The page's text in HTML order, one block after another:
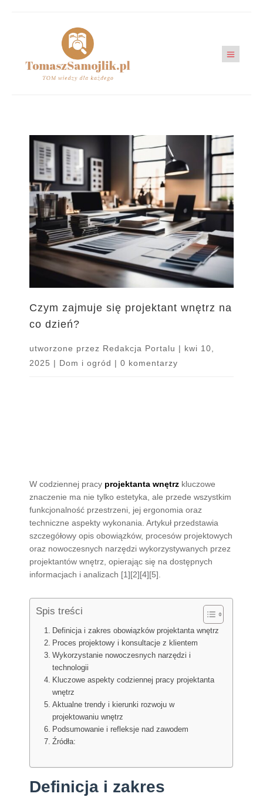
Czym zajmuje się projektant wnętrz na
co dzień?
utworzone przez Redakcja Portalu | kwi 10,
2025 | Dom i ogród |0 komentarzy
W codziennej pracy projektanta wnętrz kluczowe
znaczenie ma nie tylko estetyka, ale przede wszystkim
funkcjonalność przestrzeni, jej ergonomia oraz
techniczne aspekty wykonania. Artykuł przedstawia
szczegółowy opis obowiązków, procesów projektowych
oraz nowoczesnych narzędzi wykorzystywanych przez
projektantów wnętrz, opierając się na dostępnych
informacjach i analizach [1][2][4][5].
Spis treści
Definicja i zakres obowiązków projektanta wnętrz
Proces projektowy i konsultacje z klientem
Wykorzystanie nowoczesnych narzędzi i
technologii
Kluczowe aspekty codziennej pracy projektanta
wnętrz
Aktualne trendy i kierunki rozwoju w
projektowaniu wnętrz
Podsumowanie i refleksje nad zawodem
Źródła:
Definicja i zakres